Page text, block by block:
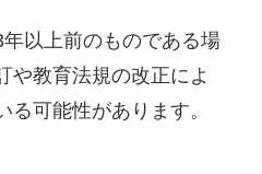
以上前のものである場
や教育法規の改正によ
る可能性があります。